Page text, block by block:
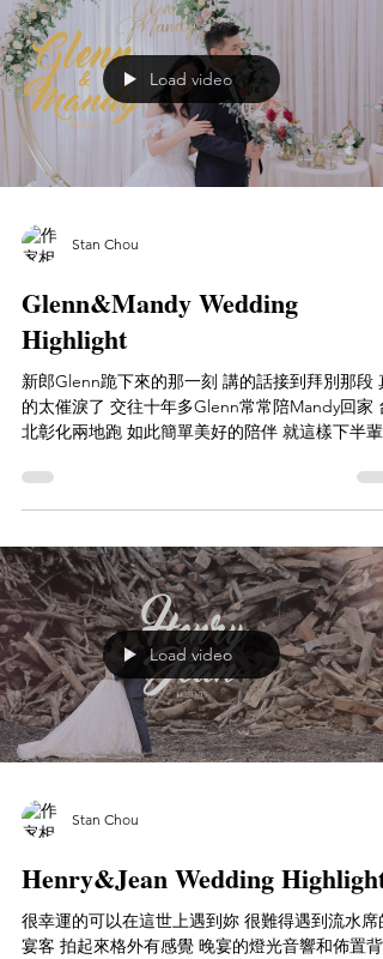
Load video
Stan Chou
Glenn&Mandy Wedding
Highlight
新郎Glenn跪下來的那一刻 講的話接到拜別那段 真
的太催淚了 交往十年多Glenn常常陪Mandy回家 台
北彰化兩地跑 如此簡單美好的陪伴 就這樣下半輩
https://youtu.be/Lu9Jn_3J848...
Load video
Stan Chou
Henry&Jean Wedding Highlight\
很幸運的可以在這世上遇到妳 很難得遇到流水席的
宴客 拍起來格外有感覺 晚宴的燈光音響和佈置背